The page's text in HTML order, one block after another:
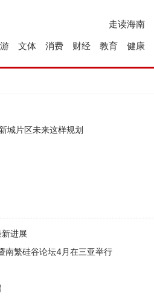
走读海南
健康
教育
财经
消费
文体
城片区未来这样规划
进展
南繁硅谷论坛4月在三亚举行